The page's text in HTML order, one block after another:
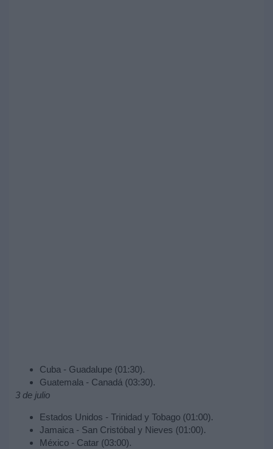
Cuba - Guadalupe (01:30).
Guatemala - Canadá (03:30).
3 de julio
Estados Unidos - Trinidad y Tobago (01:00).
Jamaica - San Cristóbal y Nieves (01:00).
México - Catar (03:00).